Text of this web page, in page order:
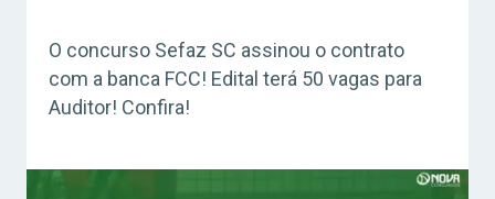
O concurso Sefaz SC assinou o contrato
com a banca FCC! Edital terá 50 vagas para
Auditor! Confira!